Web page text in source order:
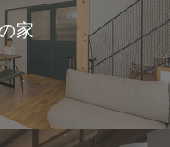
家